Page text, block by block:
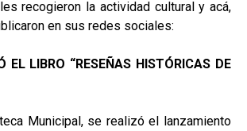
recogieron la actividad cultural y acá,
en sus redes sociales:
EL LIBRO “RESEÑAS HISTÓRICAS DE
Municipal, se realizó el lanzamiento